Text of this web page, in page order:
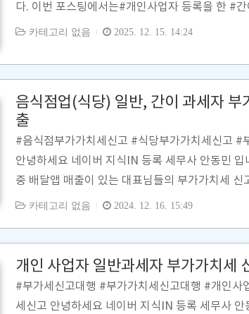
다. ​이번 포스팅에서는#개인사업자 등록을 한 #
해서 이야기 하고자 합니다. ​부가가치세 신고는종
가치세 신고납부기한은2025년 1월 1일 ~ 31일
대가 X..
카테고리 없음 2025. 12. 15. 14:24
음식점업(식당) 일반, 간이 과세자
출
#음식점부가가치세신고 #식당부가가치세신고 #
안녕하세요 네이버 지식IN 등록 세무사 안동민
중 배달앱 매출이 있는 대표님들의 부가가치세
는 배달앱 매출 비중이 높아졌습니다. 배달앱 매
고, 과대신고) 신고하는 것 또한 중요 합니다. 아
인하신 후 그 내역을 보내주시길 바랍니다. [ 배
baemin.com/매출 조회 배민 사장님 과장 > 배민
카테고리 없음 2024. 12. 16. 15:49
개인 사업자 일반과세자 부가가치세
#부가세신고대행 #부가가치세신고대행 #개인사
세신고 안녕하세요 네이버 지식IN 등록 세무사